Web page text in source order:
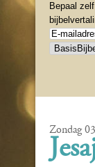
Bepaal
Zondag